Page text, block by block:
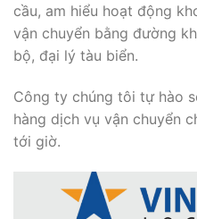
cầu, am hiểu hoạt động
vận chuyển bằng đường
bộ, đại lý tàu biển.
Công ty chúng tôi tự hào
hàng dịch vụ vận chuyển
tới giờ.